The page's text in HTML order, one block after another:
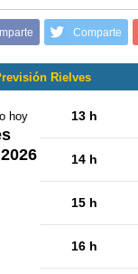
Comparte
Rielves
hoy 13 h
14 h
15 h
16 h